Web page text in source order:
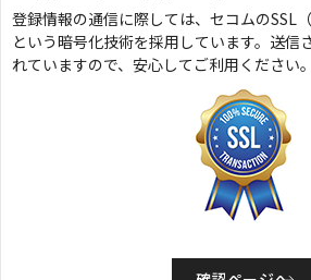
登録情報の通信に際しては、セコムのSSL
という暗号化技術を採用しています。送信
れていますので、安心してご利用ください。